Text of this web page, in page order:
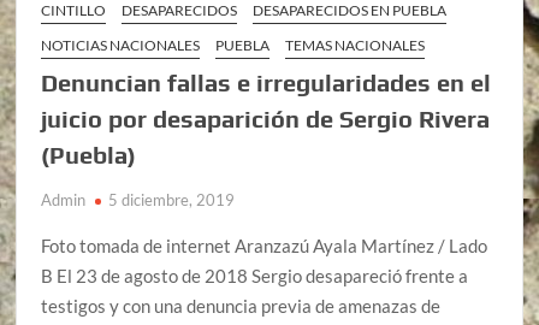
CINTILLO DESAPARECIDOS
DESAPARECIDOS EN PUEBLA
NOTICIAS NACIONALES
PUEBLA TEMAS NACIONALES
Denuncian fallas e irregularidades en el
juicio por desaparición de Sergio Rivera
(Puebla)
Admin 5 diciembre, 2019
Foto tomada de internet Aranzazú Ayala Martínez / Lado
B El 23 de agosto de 2018 Sergio desapareció frente a
testigos y con una denuncia previa de amenazas de